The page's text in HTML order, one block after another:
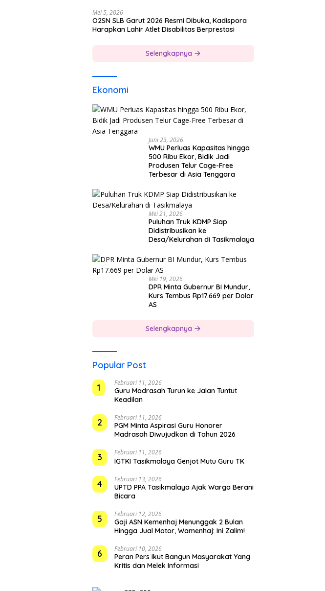
Mei 5, 2026
O2SN SLB Garut 2026 Resmi Dibuka, Kadispora
Harapkan Lahir Atlet Disabilitas Berprestasi
Selengkapnya
Ekonomi
Juni 23, 2026
WMU Perluas Kapasitas hingga
500 Ribu Ekor, Bidik Jadi
Produsen Telur Cage-Free
Terbesar di Asia Tenggara
Mei 21, 2026
Puluhan Truk KDMP Siap
Didistribusikan ke
Desa/Kelurahan di Tasikmalaya
Mei 19, 2026
DPR Minta Gubernur BI Mundur,
Kurs Tembus Rp17.669 per Dolar
AS
Selengkapnya
Popular Post
1
Februari 11, 2026
Guru Madrasah Turun ke Jalan Tuntut
Keadilan
2 Februari 11, 2026
PGM Minta Aspirasi Guru Honorer
Madrasah Diwujudkan di Tahun 2026
3 Februari 11, 2026
IGTKI Tasikmalaya Genjot Mutu Guru TK
4 Februari 13, 2026
UPTD PPA Tasikmalaya Ajak Warga Berani
Bicara
5 Februari 12, 2026
Gaji ASN Kemenhaj Menunggak 2 Bulan
Hingga Jual Motor, Wamenhaj: Ini Zalim!
6 Februari 10, 2026
Peran Pers Ikut Bangun Masyarakat Yang
Kritis dan Melek Informasi